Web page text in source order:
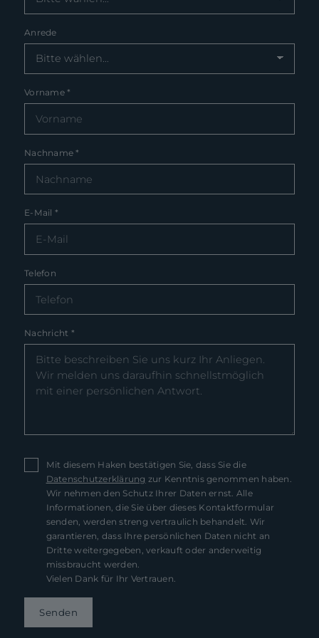
Anrede
Vorname*
Nachname*
E-Mail *
Telefon
Nachricht *
Mit diesem Haken bestätigen Sie, dass Sie die
Datenschutzerklärung zur Kenntnis genommen haben.
Wir nehmen den Schutz Ihrer Daten ernst. Alle
Informationen, die Sie über dieses Kontaktformular
senden, werden streng vertraulich behandelt. Wir
garantieren, dass Ihre persönlichen Daten nicht an
Dritte weitergegeben, verkauft oder anderweitig
missbraucht werden.
Vielen Dank für Ihr Vertrauen.
Senden